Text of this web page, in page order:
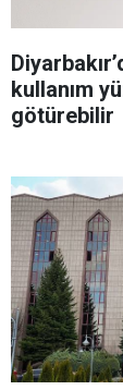
kullanım
götürebilir